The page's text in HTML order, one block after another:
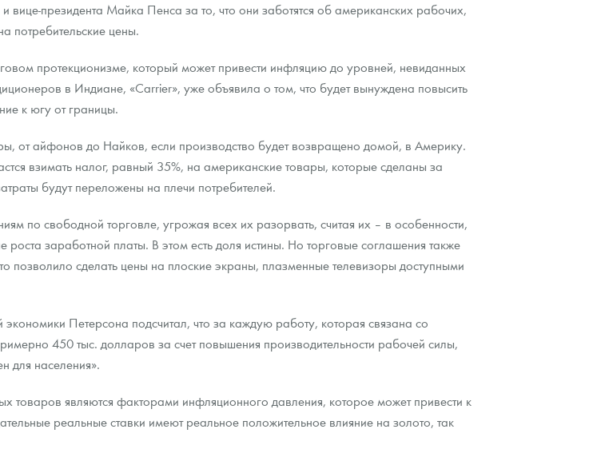
президента Майка Пенса за то, что они заботятся об американских рабочих,
потребительские цены.
протекционизме, который может привести инфляцию до уровней, невиданных
в Индиане, «Carrier», уже объявила о том, что будет вынуждена повысить
к югу от границы.
от айфонов до Найков, если производство будет возвращено домой, в Америку.
взимать налог, равный 35%, на американские товары, которые сделаны за
будут переложены на плечи потребителей.
по свободной торговле, угрожая всех их разорвать, считая их – в особенности,
заработной платы. В этом есть доля истины. Но торговые соглашения также
позволило сделать цены на плоские экраны, плазменные телевизоры доступными
Петерсона подсчитал, что за каждую работу, которая связана со
450 тыс. долларов за счет повышения производительности рабочей силы,
для населения».
являются факторами инфляционного давления, которое может привести к
реальные ставки имеют реальное положительное влияние на золото, так